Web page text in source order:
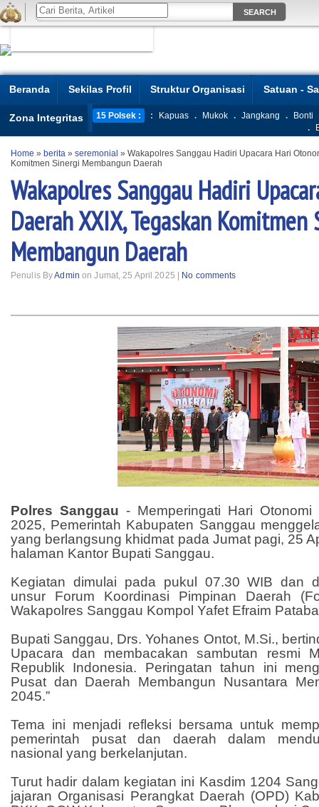
Beranda Sekilas Profil Struktur Organisasi Satuan -
Zona Integritas 15 Polsek : : Kapuas . Mukok . Jangkang .
Bonti
.
Home » berita » seremonial » Wakapolres Sanggau Hadiri Upacara Hari
Komitmen Sinergi Membangun Daerah
Wakapolres Sanggau Hadiri
Daerah XXIX, Tegaskan Komitmen
Membangun Daerah
Penulis ByAdmin on Jumat, 25 April 2025 | No comments
Polres Sanggau - Memperingati Hari
2025, Pemerintah Kabupaten Sanggau
yang berlangsung khidmat pada Jumat pagi, 25
halaman Kantor Bupati Sanggau.
Kegiatan dimulai pada pukul 07.30 WIB dan
unsur Forum Koordinasi Pimpinan Daerah
Wakapolres Sanggau Kompol Yafet Efraim
Bupati Sanggau, Drs. Yohanes Ontot, M.Si.,
Upacara dan membacakan sambutan resmi
Republik Indonesia. Peringatan tahun ini
Pusat dan Daerah Membangun Nusantara
2045.”
Tema ini menjadi refleksi bersama untuk
pemerintah pusat dan daerah dalam
nasional yang berkelanjutan.
Turut hadir dalam kegiatan ini Kasdim 1204
jajaran Organisasi Perangkat Daerah (OPD)